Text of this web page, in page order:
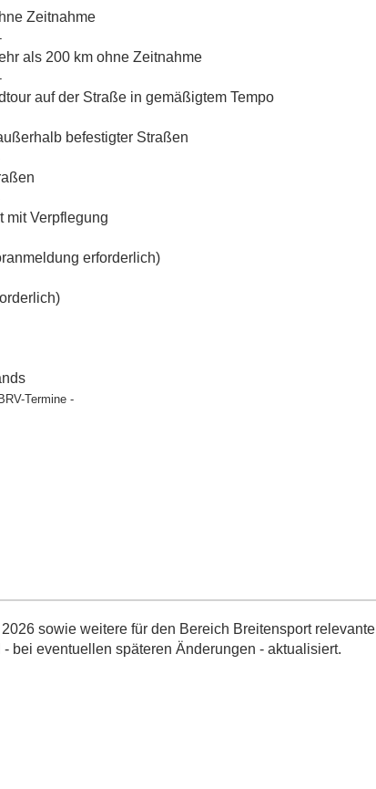
Zeitnahme
als 200 km ohne Zeitnahme
auf der Straße in gemäßigtem Tempo
befestigter Straßen
mit Verpflegung
erforderlich)
Termine -
sowie weitere für den Bereich Breitensport relevante
bei eventuellen späteren Änderungen - aktualisiert.